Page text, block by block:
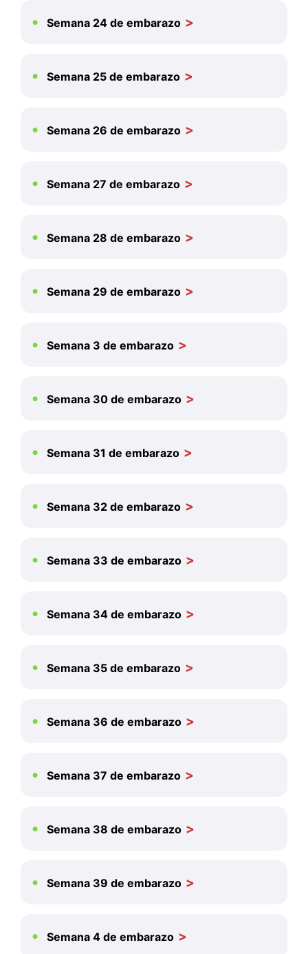
Semana 24 de embarazo
Semana 25 de embarazo
Semana 26 de embarazo
Semana 27 de embarazo
Semana 28 de embarazo
Semana 29 de embarazo
Semana 3 de embarazo
Semana 30 de embarazo
Semana 31 de embarazo
Semana 32 de embarazo
Semana 33 de embarazo
Semana 34 de embarazo
Semana 35 de embarazo
Semana 36 de embarazo
Semana 37 de embarazo
Semana 38 de embarazo
Semana 39 de embarazo
Semana 4 de embarazo